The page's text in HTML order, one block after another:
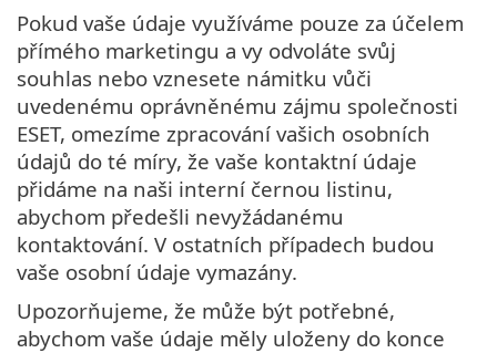
Pokud vaše údaje využíváme pouze za účelem
přímého marketingu a vy odvoláte svůj
souhlas nebo vznesete námitku vůči
uvedenému oprávněnému zájmu společnosti
ESET, omezíme zpracování vašich osobních
údajů do té míry, že vaše kontaktní údaje
přidáme na naši interní černou listinu,
abychom předešli nevyžádanému
kontaktování. V ostatních případech budou
vaše osobní údaje vymazány.
Upozorňujeme, že může být potřebné,
abychom vaše údaje měly uloženy do konce